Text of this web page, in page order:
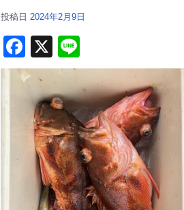
投稿日 2024年2月9日
F
a
c
e
b
o
o
X
n
e